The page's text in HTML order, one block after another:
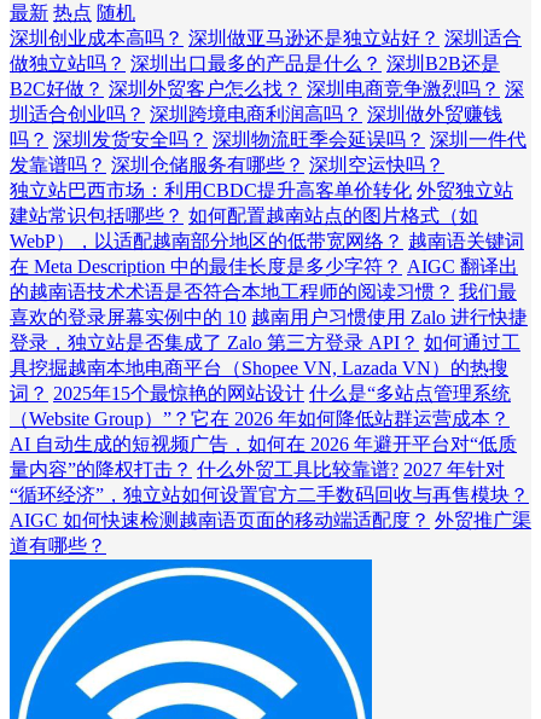
最新 热点 随机
深圳创业成本高吗？ 深圳做亚马逊还是独立站好？ 深圳适合
做独立站吗？ 深圳出口最多的产品是什么？ 深圳B2B还是
B2C好做？ 深圳外贸客户怎么找？ 深圳电商竞争激烈吗？ 深
圳适合创业吗？ 深圳跨境电商利润高吗？ 深圳做外贸赚钱
吗？ 深圳发货安全吗？ 深圳物流旺季会延误吗？ 深圳一件代
发靠谱吗？ 深圳仓储服务有哪些？ 深圳空运快吗？
独立站巴西市场：利用CBDC提升高客单价转化 外贸独立站
建站常识包括哪些？ 如何配置越南站点的图片格式（如
WebP），以适配越南部分地区的低带宽网络？ 越南语关键词
在 Meta Description 中的最佳长度是多少字符？ AIGC 翻译出
的越南语技术术语是否符合本地工程师的阅读习惯？ 我们最
喜欢的登录屏幕实例中的 10 越南用户习惯使用 Zalo 进行快捷
登录，独立站是否集成了 Zalo 第三方登录 API？ 如何通过工
具挖掘越南本地电商平台（Shopee VN, Lazada VN）的热搜
词？ 2025年15个最惊艳的网站设计 什么是“多站点管理系统
（Website Group）”？它在 2026 年如何降低站群运营成本？
AI 自动生成的短视频广告，如何在 2026 年避开平台对“低质
量内容”的降权打击？ 什么外贸工具比较靠谱? 2027 年针对
“循环经济”，独立站如何设置官方二手数码回收与再售模块？
AIGC 如何快速检测越南语页面的移动端适配度？ 外贸推广渠
道有哪些？